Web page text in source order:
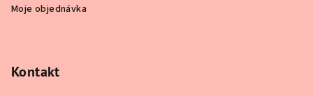
Moje objednávka
Kontakt